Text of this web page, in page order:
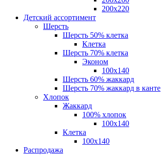
200х220
Детский ассортимент
Шерсть
Шерсть 50% клетка
Клетка
Шерсть 70% клетка
Эконом
100x140
Шерсть 60% жаккард
Шерсть 70% жаккард в канте
Хлопок
Жаккард
100% хлопок
100x140
Клетка
100х140
Распродажа